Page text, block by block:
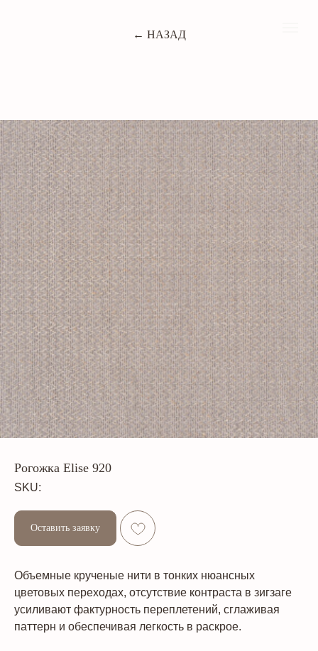
← НАЗАД
Рогожка Elise 920
SKU:
Оставить заявку
Объемные крученые нити в тонких нюансных
цветовых переходах, отсутствие контраста в зигзаге
усиливают фактурность переплетений, сглаживая
паттерн и обеспечивая легкость в раскрое.